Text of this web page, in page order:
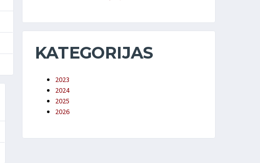
KATEGORIJAS
2023
2024
2025
2026